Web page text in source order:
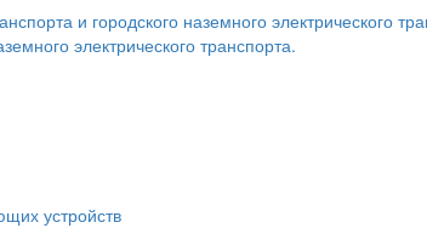
и городского наземного электрического
электрического транспорта.
устройств